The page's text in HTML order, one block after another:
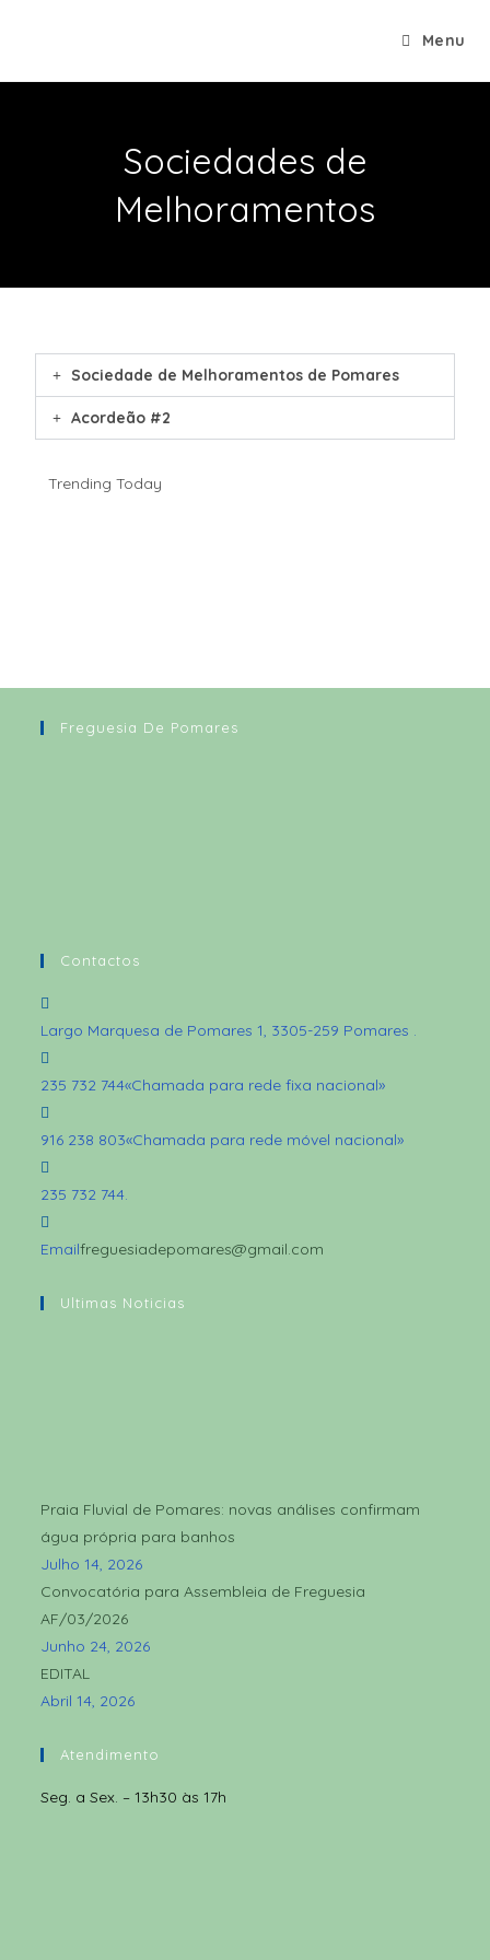
Menu
Sociedades de
Melhoramentos
Sociedade de Melhoramentos de Pomares
Acordeão #2
Trending Today
Freguesia De Pomares
Contactos
Largo Marquesa de Pomares 1, 3305-259 Pomares .
235 732 744«Chamada para rede fixa nacional»
916 238 803«Chamada para rede móvel nacional»
235 732 744.
Emailfreguesiadepomares@gmail.com
Ultimas Noticias
Praia Fluvial de Pomares: novas análises confirmam
água própria para banhos
Julho 14, 2026
Convocatória para Assembleia de Freguesia
AF/03/2026
Junho 24, 2026
EDITAL
Abril 14, 2026
Atendimento
Seg. a Sex. – 13h30 às 17h